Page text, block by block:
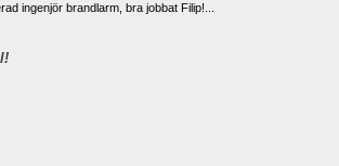
ingenjör brandlarm, bra jobbat Filip!...